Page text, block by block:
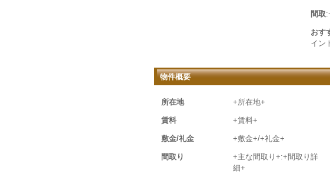
間取
おす
イン
物件概要
所在地 +所在地+
賃料 +賃料+
敷金/礼金 +敷金+/+礼金+
間取り
+主な間取り+:+間取り詳
細+